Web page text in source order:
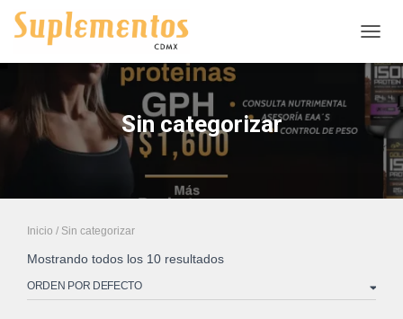
Sin categorizar
Inicio / Sin categorizar
Mostrando todos los 10 resultados